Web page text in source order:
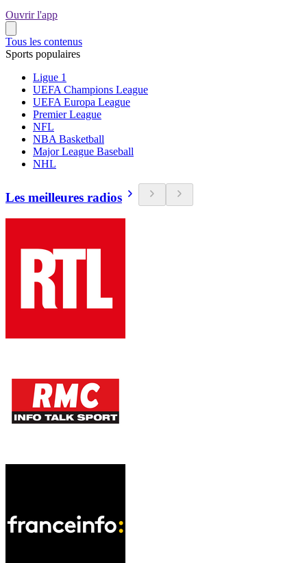
Ouvrir l'app
Tous les contenus
Sports populaires
Ligue 1
UEFA Champions League
UEFA Europa League
Premier League
NFL
NBA Basketball
Major League Baseball
NHL
Les meilleures radios